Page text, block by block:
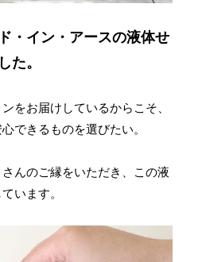
・イン・アースの液体せ
た。
をお届けしているからこそ、
できるものを選びたい。
んのご縁をいただき、この液
います。